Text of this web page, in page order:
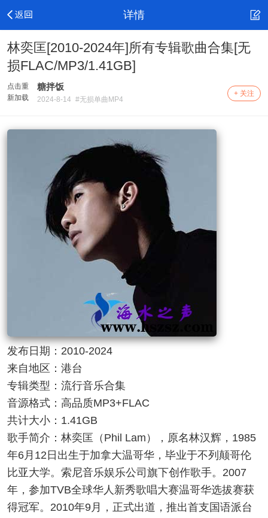
详情
林奕匡[2010-2024年]所有专辑歌曲合集[无
损FLAC/MP3/1.41GB]
点击重
新加载
糖拌饭
2024-8-14 #无损单曲MP4
+ 关注
发布日期：2010-2024
来自地区：港台
专辑类型：流行音乐合集
音源格式：高品质MP3+FLAC
共计大小：1.41GB
歌手简介：林奕匡（Phil Lam），原名林汉辉，1985
年6月12日出生于加拿大温哥华，毕业于不列颠哥伦
比亚大学。索尼音乐娱乐公司旗下创作歌手。2007
年，参加TVB全球华人新秀歌唱大赛温哥华选拔赛获
得冠军。2010年9月，正式出道，推出首支国语派台